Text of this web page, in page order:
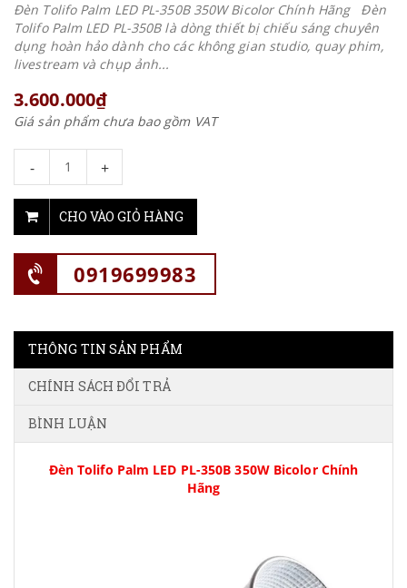
Đèn Tolifo Palm LED PL-350B 350W Bicolor Chính Hãng Đèn
Tolifo Palm LED PL-350B là dòng thiết bị chiếu sáng chuyên
dụng hoàn hảo dành cho các không gian studio, quay phim,
livestream và chụp ảnh...
3.600.000₫
Giá sản phẩm chưa bao gồm VAT
- +
CHO VÀO GIỎ HÀNG
0919699983
THÔNG TIN SẢN PHẨM
CHÍNH SÁCH ĐỔI TRẢ
BÌNH LUẬN
Đèn Tolifo Palm LED PL-350B 350W Bicolor Chính
Hãng